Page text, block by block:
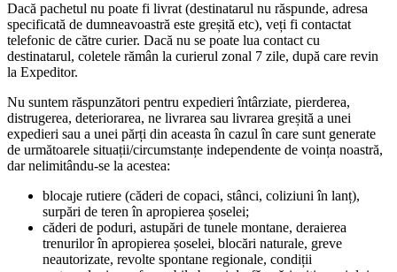
Dacă pachetul nu poate fi livrat (destinatarul nu răspunde, adresa
specificată de dumneavoastră este greșită etc), veți fi contactat
telefonic de către curier. Dacă nu se poate lua contact cu
destinatarul, coletele rămân la curierul zonal 7 zile, după care revin
la Expeditor.
Nu suntem răspunzători pentru expedieri întârziate, pierderea,
distrugerea, deteriorarea, ne livrarea sau livrarea greșită a unei
expedieri sau a unei părți din aceasta în cazul în care sunt generate
de următoarele situații/circumstanțe independente de voința noastră,
dar nelimitându-se la acestea:
blocaje rutiere (căderi de copaci, stânci, coliziuni în lanț),
surpări de teren în apropierea șoselei;
căderi de poduri, astupări de tunele montane, deraierea
trenurilor în apropierea șoselei, blocări naturale, greve
neautorizate, revolte spontane regionale, condiții